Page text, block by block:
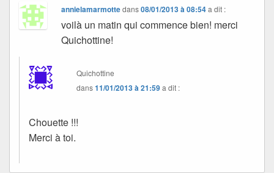
annielamarmottedans08/01/2013 à 08:54 a dit :
voilà un matin qui commence bien! merci
Quichottine!
Quichottine
dans11/01/2013 à 21:59a dit :
Chouette !!!
Merci à toi.